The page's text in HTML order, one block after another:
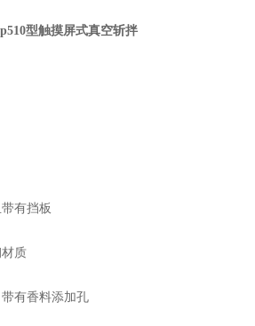
型触摸屏式真空斩拌
有挡板
质
有香料添加孔